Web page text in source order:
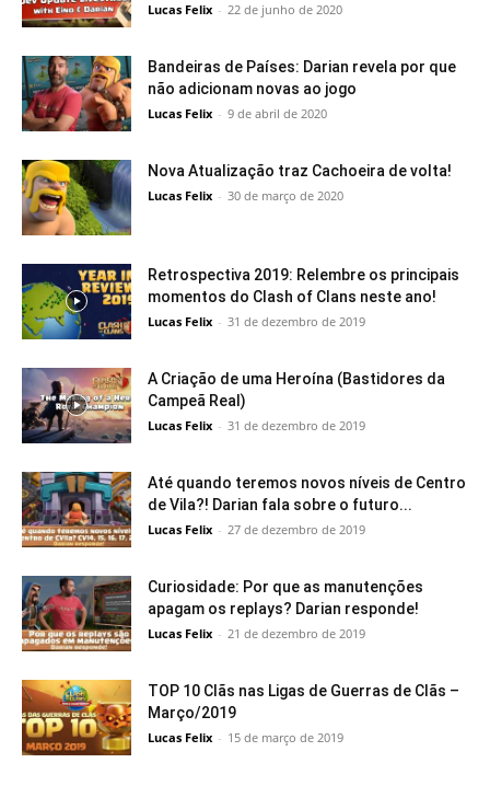
Lucas Felix - 22 de junho de 2020
Bandeiras de Países: Darian revela por que
não adicionam novas ao jogo
Lucas Felix - 9 de abril de 2020
Nova Atualização traz Cachoeira de volta!
Lucas Felix - 30 de março de 2020
Retrospectiva 2019: Relembre os principais
momentos do Clash of Clans neste ano!
Lucas Felix - 31 de dezembro de 2019
A Criação de uma Heroína (Bastidores da
Campeã Real)
Lucas Felix - 31 de dezembro de 2019
Até quando teremos novos níveis de Centro
de Vila?! Darian fala sobre o futuro...
Lucas Felix - 27 de dezembro de 2019
Curiosidade: Por que as manutenções
apagam os replays? Darian responde!
Lucas Felix - 21 de dezembro de 2019
TOP 10 Clãs nas Ligas de Guerras de Clãs –
Março/2019
Lucas Felix - 15 de março de 2019